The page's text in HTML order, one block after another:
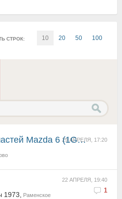
СТРОК: 10 20 50 100
29 АПРЕЛЯ, 17:20
Mazda 6 (1G) GG
22 АПРЕЛЯ, 19:40
1
1973, Раменское